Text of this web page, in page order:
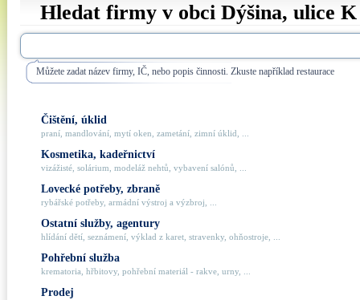
Hledat firmy v obci Dýšina, ulice K
Můžete zadat název firmy, IČ, nebo popis činnosti. Zkuste například restaurace
Čištění, úklid
praní, mandlování, mytí oken, zametání, zimní úklid, ...
Kosmetika, kadeřnictví
vizážisté, solárium, modeláž nehtů, vybavení salónů, ...
Lovecké potřeby, zbraně
rybářské potřeby, armádní výstroj a výzbroj, ...
Ostatní služby, agentury
hlídání dětí, seznámení, výklad z karet, stravenky, ohňostroje, ...
Pohřební služba
krematoria, hřbitovy, pohřební materiál - rakve, urny, ...
Prodej